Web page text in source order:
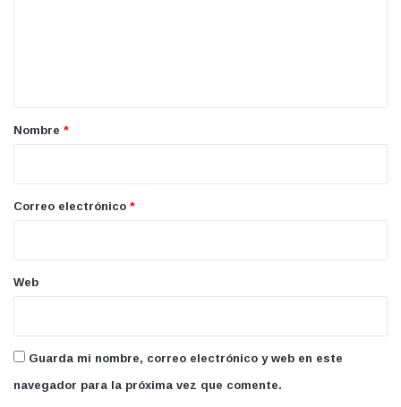
r
*
Nombre *
Correo electrónico *
Web
Guarda mi nombre, correo electrónico y web en este
navegador para la próxima vez que comente.